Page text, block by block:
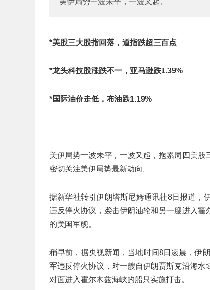
美伊局势一波未平，一波又起。
*美股三大股指回落，道指跌超三百点
*龙头科技股涨跌不一，亚马逊跌1.39%
*国际油价走低，布油跌1.19%
美伊局势一波未平，一波又起，拖累周四美
密切关注美伊局势最新动向。
据新华社转引伊朗塔斯尼姆通讯社8日报道，
违反停火协议，袭击伊朗油轮和另一艘进入
的美国军舰。
稍早前，据央视新闻，当地时间8日凌晨，伊
军违反停火协议，对一艘自伊朗贾斯克沿海
对面进入霍尔木兹海峡的船只实施打击。